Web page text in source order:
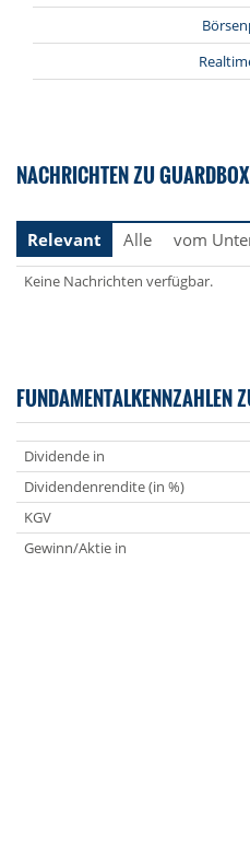
NACHRICHTEN ZU
Relevant
Alle vom
Keine Nachrichten verfügbar.
FUNDAMENTALKENNZAHLEN
Dividende in
Dividendenrendite (in %)
KGV
Gewinn/Aktie in